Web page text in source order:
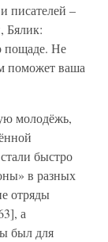
писателей –
Бялик:
пощаде. Не
поможет ваша
молодёжь,
быстро
в разных
отряды
а
был для